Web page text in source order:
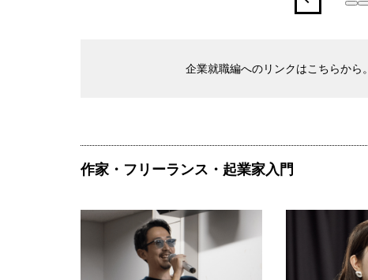
企業就職編へのリンクはこちらから。
作家・フリーランス・起業家入門